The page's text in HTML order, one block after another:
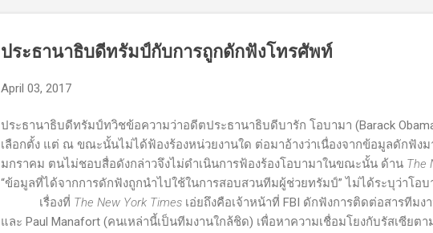
ประธานาธิบดีทรัมป์กับการถูกดักฟังโทรศัพท์
April 03, 2017
ประธานาธิบดีทรัมป์ทวิชข้อความว่าอดีตประธานาธิบดีบารัก โอบามา (Barack
เลือกตั้ง แต่ ณ ขณะนั้นไม่ได้ฟ้องร้องหน่วยงานใด ต่อมาอ้างว่าเนื่องจากข้อมูลดักฟังม
มกราคม ตนไม่ชอบสื่อดังกล่าวจึงไม่ดำเนินการฟ้องร้องโอบามาในขณะนั้น ด้าน The
“ข้อมูลที่ได้จากการดักฟังถูกนำไปใช้ในการสอบสวนทีมผู้ช่วยทรัมป์” ไม่ได้ระบุว่าโอบ
เรื่องที่ The New York Times เอ่ยถึงคือเจ้าหน้าที่ FBI ดักฟังการติดต่อสารทีมง
และ Paul Manafort (คนเหล่านี้เป็นทีมงานใกล้ชิด) เพื่อหาความเชื่อมโยงกับรัสเซียต